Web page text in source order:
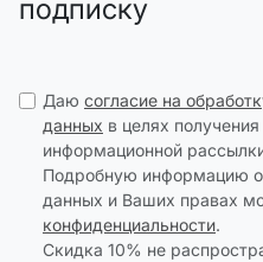
подписку
Даю согласие на
данных в целях
информационной
Подробную информацию
данных и Ваших правах
конфиденциальности.
Скидка 10% не